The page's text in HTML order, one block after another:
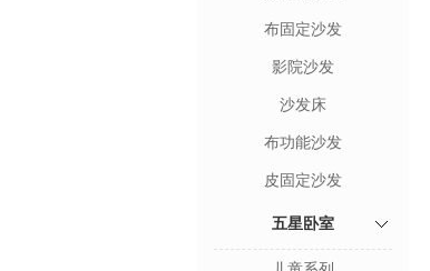
布固定沙发
影院沙发
沙发床
布功能沙发
皮固定沙发
五星卧室